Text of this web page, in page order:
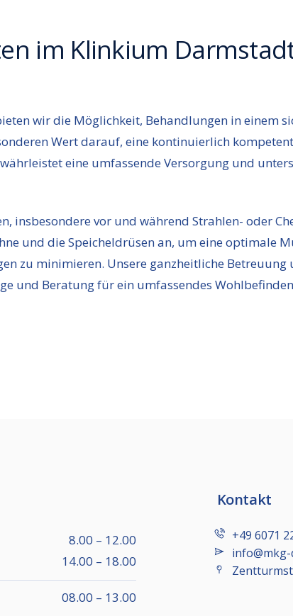
im Klinkium
wir die Möglichkeit, Behandlungen in einem
Wert darauf, eine kontinuierlich
eine umfassende Versorgung und
insbesondere vor und während Strahlen- oder
und die Speicheldrüsen an, um eine optimale
zu minimieren. Unsere ganzheitliche
und Beratung für ein umfassendes
8.00 – 12.00
14.00 – 18.00
08.00 – 13.00
Kontakt
+49 6071